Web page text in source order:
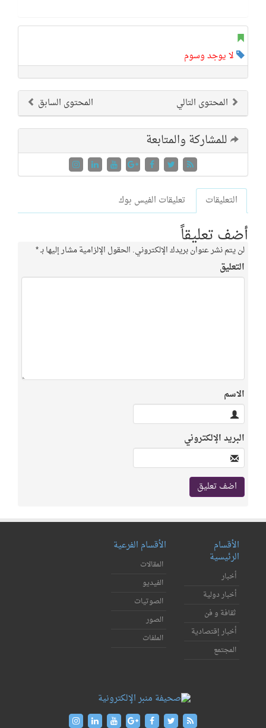
لا يوجد وسوم
المحتوى السابق المحتوى التالي
للمشاركة والمتابعة
التعليقات تعليقات الفيس بوك
أضف تعليقاً
لن يتم نشر عنوان بريدك الإلكتروني. الحقول الإلزامية مشار إليها بـ*
التعليق
الاسم
البريد الإلكتروني
الأقسام
الرئيسية
أخبار
أخبار دولية
ثقافة و فن
أخبار إقتصادية
المجتمع
الأقسام الفرعية
المقالات
الفيديو
الصوتيات
الصور
الملفات